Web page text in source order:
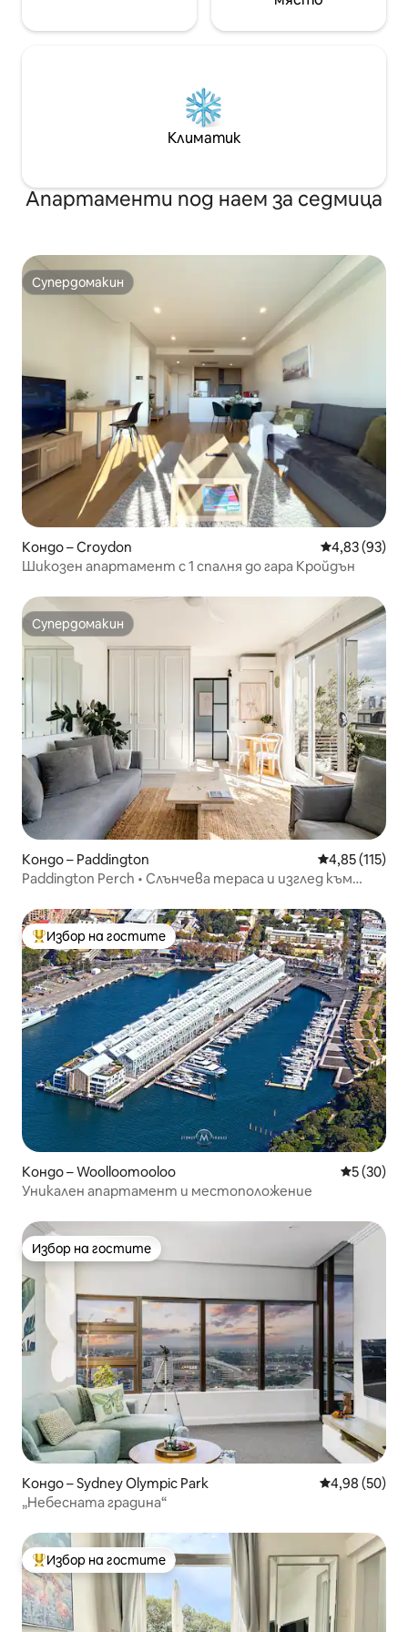
Климатик
Апартаменти под наем за седмица
Супердомакин
Супердомакин
Кондо – Croydon Средна
4,83 (93)
Шикозен апартамент с 1 спалня до гара Кройдън
Супердомакин
Супердомакин
Кондо – Paddington Средна
4,85 (115)
Paddington Perch • Слънчева тераса и изглед към
Най-популярен избор на гостите
Избор на гостите
Кондо – Woolloomooloo Средна
5 (30)
Уникален апартамент и местоположение
Избор на гостите
Избор на гостите
Кондо – Sydney Olympic Park Средна
4,98 (50)
„Небесната градина“
Най-популярен избор на гостите
Избор на гостите